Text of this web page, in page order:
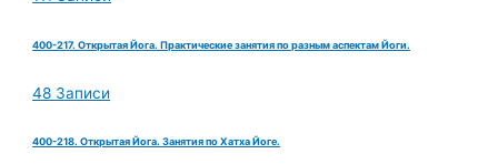
400-217. Открытая Йога. Практические занятия по разным аспектам Йоги.
48 Записи
400-218. Открытая Йога. Занятия по Хатха Йоге.